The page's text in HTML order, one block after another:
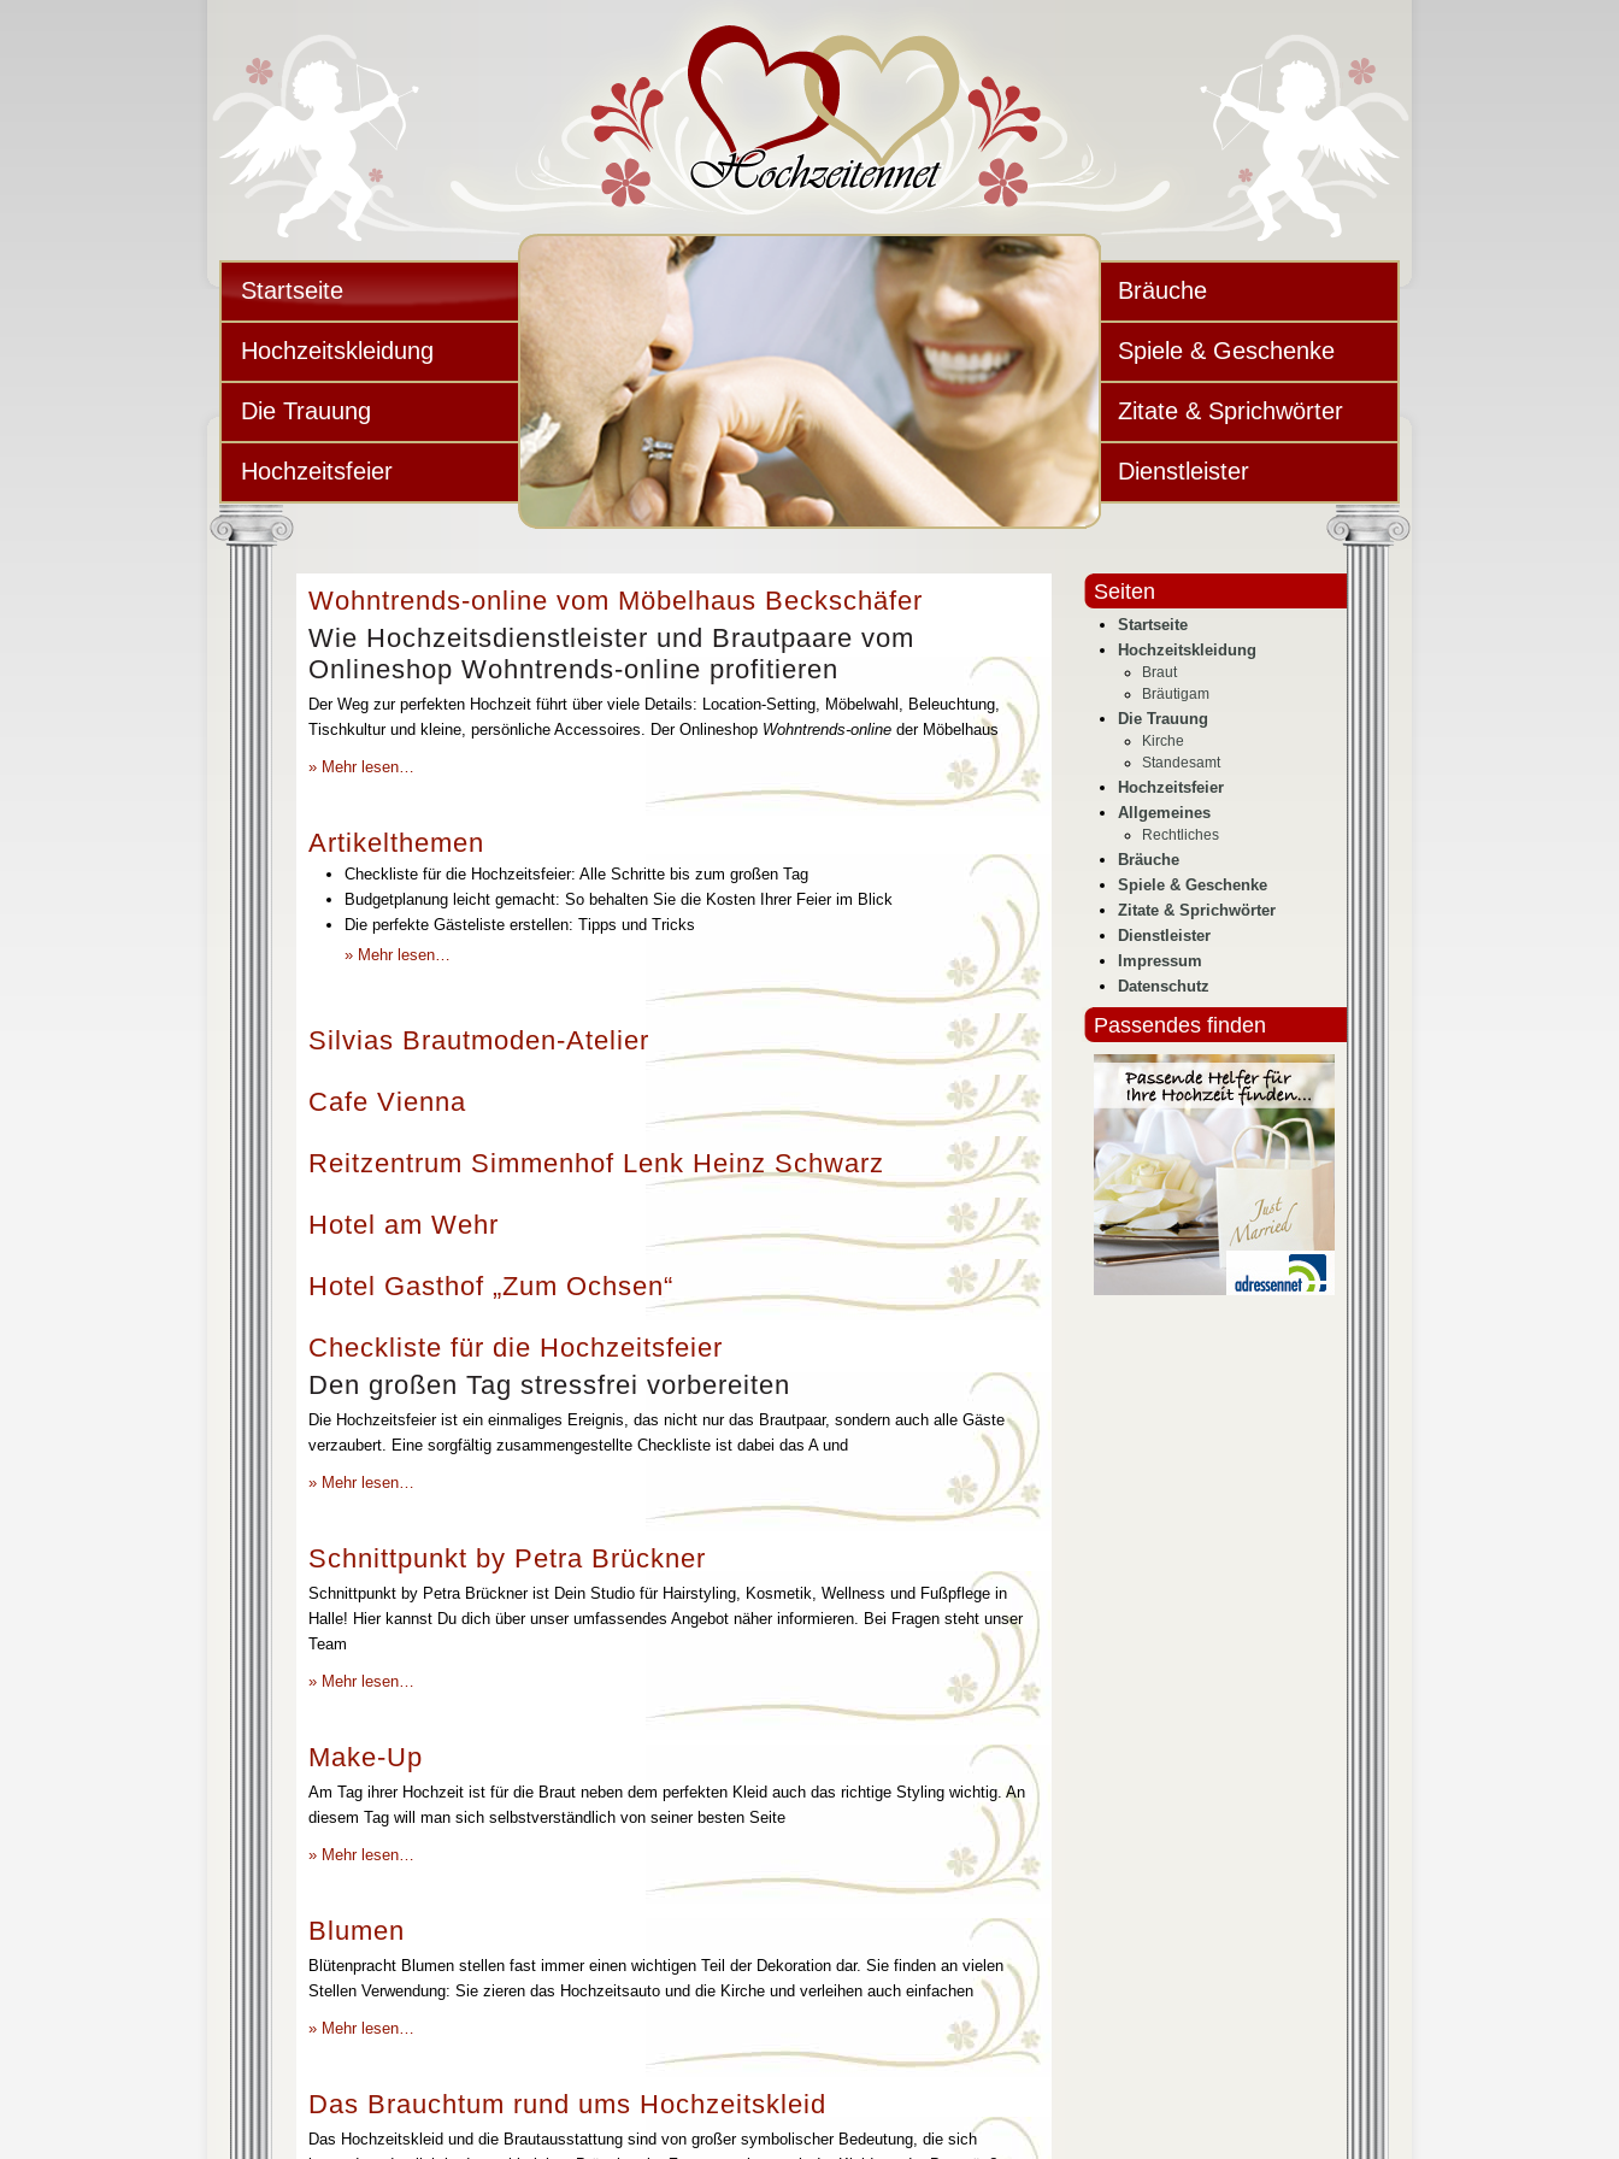
Startseite
Hochzeitskleidung
Die Trauung
Hochzeitsfeier
Bräuche
Spiele & Geschenke
Zitate & Sprichwörter
Dienstleister
Wohntrends-online vom Möbelhaus Beckschäfer
Wie Hochzeitsdienstleister und Brautpaare vom
Onlineshop Wohntrends-online profitieren
Der Weg zur perfekten Hochzeit führt über viele Details: Location-Setting, Möbelwahl, Beleuchtung,
Tischkultur und kleine, persönliche Accessoires. Der Onlineshop Wohntrends-online der Möbelhaus
» Mehr lesen…
Artikelthemen
Checkliste für die Hochzeitsfeier: Alle Schritte bis zum großen Tag
Budgetplanung leicht gemacht: So behalten Sie die Kosten Ihrer Feier im Blick
Die perfekte Gästeliste erstellen: Tipps und Tricks
» Mehr lesen…
Silvias Brautmoden-Atelier
Cafe Vienna
Reitzentrum Simmenhof Lenk Heinz Schwarz
Hotel am Wehr
Hotel Gasthof „Zum Ochsen“
Checkliste für die Hochzeitsfeier
Den großen Tag stressfrei vorbereiten
Die Hochzeitsfeier ist ein einmaliges Ereignis, das nicht nur das Brautpaar, sondern auch alle Gäste
verzaubert. Eine sorgfältig zusammengestellte Checkliste ist dabei das A und
» Mehr lesen…
Schnittpunkt by Petra Brückner
Schnittpunkt by Petra Brückner ist Dein Studio für Hairstyling, Kosmetik, Wellness und Fußpflege in
Halle! Hier kannst Du dich über unser umfassendes Angebot näher informieren. Bei Fragen steht unser
Team
» Mehr lesen…
Make-Up
Am Tag ihrer Hochzeit ist für die Braut neben dem perfekten Kleid auch das richtige Styling wichtig. An
diesem Tag will man sich selbstverständlich von seiner besten Seite
» Mehr lesen…
Blumen
Blütenpracht Blumen stellen fast immer einen wichtigen Teil der Dekoration dar. Sie finden an vielen
Stellen Verwendung: Sie zieren das Hochzeitsauto und die Kirche und verleihen auch einfachen
» Mehr lesen…
Das Brauchtum rund ums Hochzeitskleid
Das Hochzeitskleid und die Brautausstattung sind von großer symbolischer Bedeutung, die sich
Seiten
Startseite
Hochzeitskleidung
Braut
Bräutigam
Die Trauung
Kirche
Standesamt
Hochzeitsfeier
Allgemeines
Rechtliches
Bräuche
Spiele & Geschenke
Zitate & Sprichwörter
Dienstleister
Impressum
Datenschutz
Passendes finden